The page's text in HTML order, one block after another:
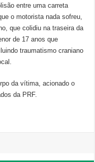
entre uma carreta
o motorista nada sofreu,
que colidiu na traseira da
de 17 anos que
traumatismo craniano
da vítima, acionado o
da PRF.